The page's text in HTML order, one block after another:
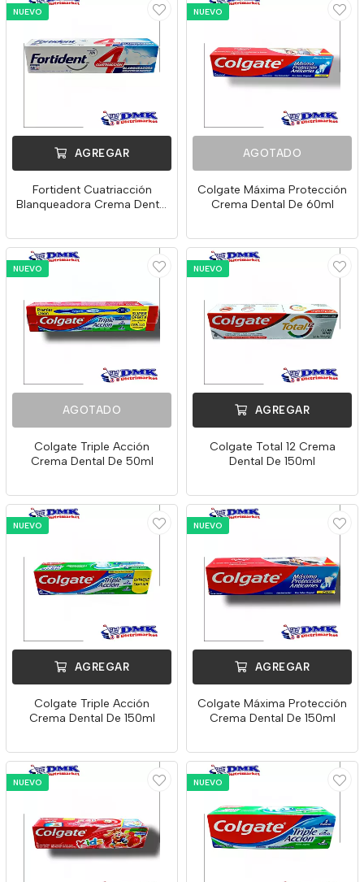
NUEVO
AGREGAR
Fortident Cuatriacción
Blanqueadora Crema Dental
NUEVO
AGOTADO
Colgate Máxima Protección
Crema Dental De 60ml
NUEVO
AGOTADO
Colgate Triple Acción
Crema Dental De 50ml
NUEVO
AGREGAR
Colgate Total 12 Crema
Dental De 150ml
NUEVO
AGREGAR
Colgate Triple Acción
Crema Dental De 150ml
NUEVO
AGREGAR
Colgate Máxima Protección
Crema Dental De 150ml
NUEVO NUEVO